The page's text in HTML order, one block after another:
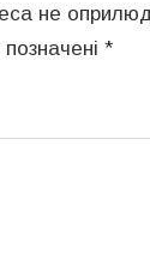
не
*